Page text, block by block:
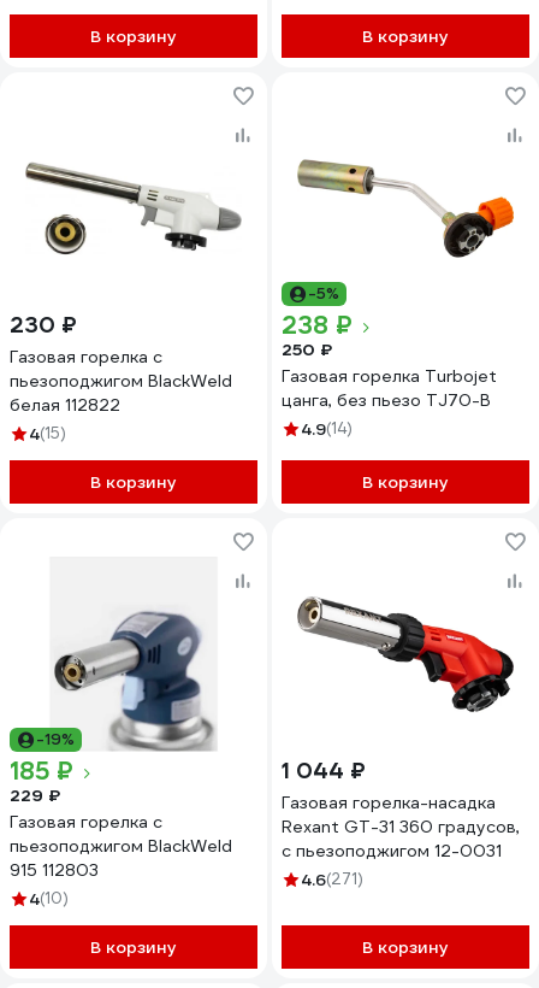
В корзину В корзину
230 ₽
Газовая горелка с
пьезоподжигом BlackWeld
белая 112822
4(15)
В корзину
-5%
238 ₽
250 ₽
Газовая горелка Turbojet
цанга, без пьезо TJ70-B
4.9(14)
В корзину
-19%
185 ₽
229 ₽
Газовая горелка с
пьезоподжигом BlackWeld
915 112803
4(10)
В корзину
1 044 ₽
Газовая горелка-насадка
Rexant GT-31 360 градусов,
с пьезоподжигом 12-0031
4.6(271)
В корзину